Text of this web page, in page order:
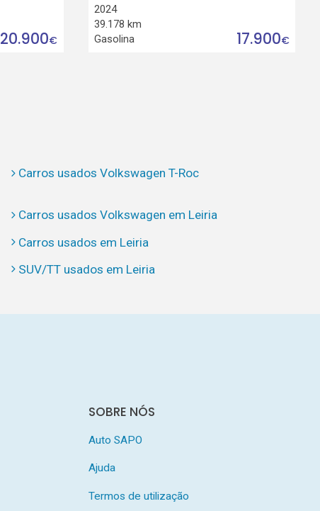
20.900€
2024
39.178 km
Gasolina
17.900€
Carros usados Volkswagen T-Roc
Carros usados Volkswagen em Leiria
Carros usados em Leiria
SUV/TT usados em Leiria
SOBRE NÓS
Auto SAPO
Ajuda
Termos de utilização